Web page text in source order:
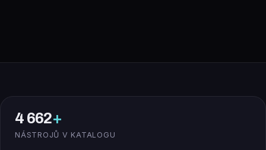
4 662+
NÁSTROJŮ V KATALOGU